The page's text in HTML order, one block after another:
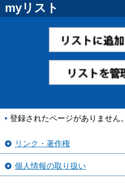
myリスト
登録されたページがありません。
リンク・著作権
個人情報の取り扱い